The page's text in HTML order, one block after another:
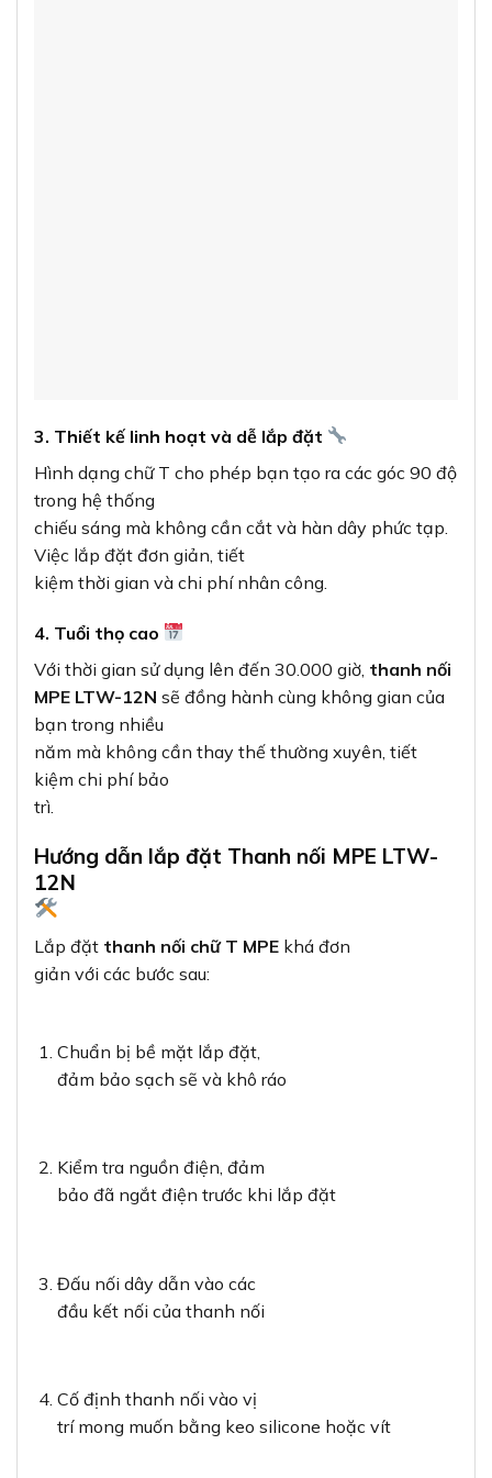
3. Thiết kế linh hoạt và dễ lắp đặt
Hình dạng chữ T cho phép bạn tạo ra các góc 90 độ
trong hệ thống
chiếu sáng mà không cần cắt và hàn dây phức tạp.
Việc lắp đặt đơn giản, tiết
kiệm thời gian và chi phí nhân công.
4. Tuổi thọ cao
Với thời gian sử dụng lên đến 30.000 giờ, thanh nối
MPE LTW-12N sẽ đồng hành cùng không gian của
bạn trong nhiều
năm mà không cần thay thế thường xuyên, tiết
kiệm chi phí bảo
trì.
Hướng dẫn lắp đặt Thanh nối MPE LTW-
12N
Lắp đặt thanh nối chữ T MPE khá đơn
giản với các bước sau:
Chuẩn bị bề mặt lắp đặt,
đảm bảo sạch sẽ và khô ráo
Kiểm tra nguồn điện, đảm
bảo đã ngắt điện trước khi lắp đặt
Đấu nối dây dẫn vào các
đầu kết nối của thanh nối
Cố định thanh nối vào vị
trí mong muốn bằng keo silicone hoặc vít